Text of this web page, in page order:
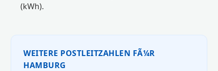
(kWh).
WEITERE POSTLEITZAHLEN FÃ¼R
HAMBURG